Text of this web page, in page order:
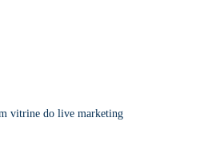
vitrine do live marketing